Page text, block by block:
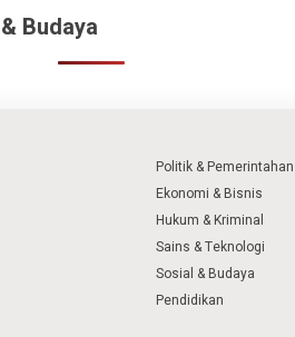
Budaya
Politik & Pemerintahan
Ekonomi & Bisnis
Hukum & Kriminal
Sains & Teknologi
Sosial & Budaya
Pendidikan